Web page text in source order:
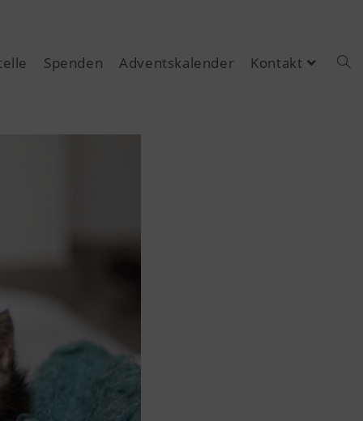
Spenden Adventskalender Kontakt